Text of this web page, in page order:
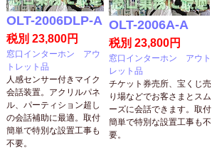
OLT-2006DLP-A
税別 23,800円
窓口インターホン アウ
トレット品
人感センサー付きマイク
会話装置。アクリルパネ
ル、パーティション超し
の会話補助に最適。取付
簡単で特別な設置工事も
不要。
OLT-2006A-A
税別 23,800円
窓口インターホン アウト
レット品
チケット券売所、宝くじ売
り場などでお客さまとスム
ーズに会話できます。取付
簡単で特別な設置工事も不
要。